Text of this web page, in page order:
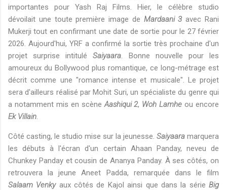
importantes pour Yash Raj Films. Hier, le célèbre studio
dévoilait une toute première image de Mardaani 3 avec Rani
Mukerji tout en confirmant une date de sortie pour le 27 février
2026. Aujourd'hui, YRF a confirmé la sortie très prochaine d'un
projet surprise intituléSaiyaara . Bonne nouvelle pour les
amoureux du Bollywood plus romantique, ce long-métrage est
décrit comme une "romance intense et musicale". Le projet
sera d'ailleurs réalisé par Mohit Suri, un spécialiste du genre qui
a notamment mis en scène Aashiqui 2, Woh Lamhe ou encore
Ek Villain
Côté casting, le studio mise sur la jeunesse. Saiyaara marquera
les débuts à l'écran d'un certain Ahaan Panday, neveu de
Chunkey Panday et cousin de Ananya Panday. À ses côtés, on
retrouvera la jeune Aneet Padda, remarquée dans le film
Salaam Venkyaux côtés de Kajol ainsi que dans la sérieBig